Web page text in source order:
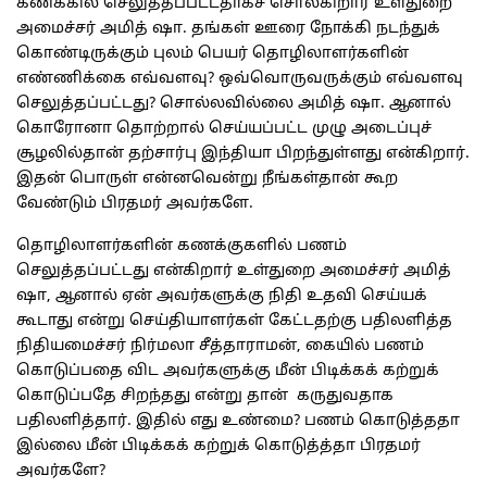
அமைச்சர் அமித் ஷா. தங்கள் ஊரை நோக்கி நடந்துக்
கொண்டிருக்கும் புலம் பெயர் தொழிலாளர்களின்
எண்ணிக்கை எவ்வளவு? ஒவ்வொருவருக்கும் எவ்வளவு
செலுத்தப்பட்டது? சொல்லவில்லை அமித் ஷா. ஆனால்
கொரோனா தொற்றால் செய்யப்பட்ட முழு அடைப்புச்
சூழலில்தான் தற்சார்பு இந்தியா பிறந்துள்ளது என்கிறார்.
இதன் பொருள் என்னவென்று நீங்கள்தான் கூற
வேண்டும் பிரதமர் அவர்களே.
தொழிலாளர்களின் கணக்குகளில் பணம்
செலுத்தப்பட்டது என்கிறார் உள்துறை அமைச்சர் அமித்
ஷா, ஆனால் ஏன் அவர்களுக்கு நிதி உதவி செய்யக்
கூடாது என்று செய்தியாளர்கள் கேட்டதற்கு பதிலளித்த
நிதியமைச்சர் நிர்மலா சீத்தாராமன், கையில் பணம்
கொடுப்பதை விட அவர்களுக்கு மீன் பிடிக்கக் கற்றுக்
கொடுப்பதே சிறந்தது என்று தான் கருதுவதாக
பதிலளித்தார். இதில் எது உண்மை? பணம் கொடுத்ததா
இல்லை மீன் பிடிக்கக் கற்றுக் கொடுத்த்தா பிரதமர்
அவர்களே?